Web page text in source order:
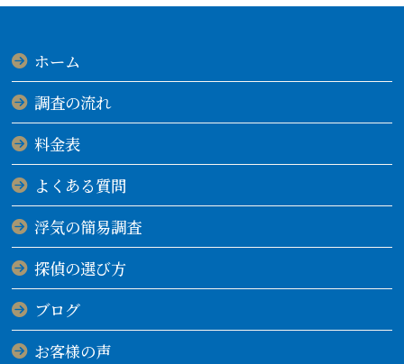
ホーム
調査の流れ
料金表
よくある質問
浮気の簡易調査
探偵の選び方
ブログ
お客様の声